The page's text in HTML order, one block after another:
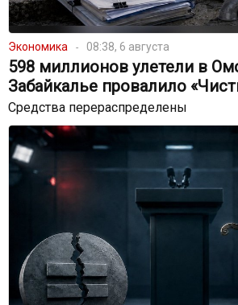
Экономика 08:38, 6 августа
598 миллионов улетели в
Забайкалье провалило
Средства перераспределены